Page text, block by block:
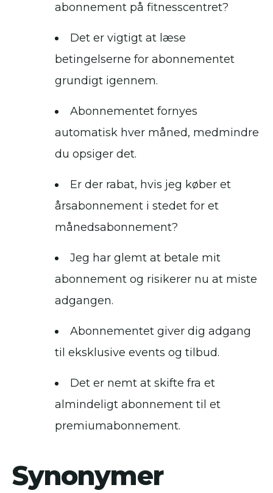
abonnement på fitnesscentret?
Det er vigtigt at læse
betingelserne for abonnementet
grundigt igennem.
Abonnementet fornyes
automatisk hver måned, medmindre
du opsiger det.
Er der rabat, hvis jeg køber et
årsabonnement i stedet for et
månedsabonnement?
Jeg har glemt at betale mit
abonnement og risikerer nu at miste
adgangen.
Abonnementet giver dig adgang
til eksklusive events og tilbud.
Det er nemt at skifte fra et
almindeligt abonnement til et
premiumabonnement.
Synonymer